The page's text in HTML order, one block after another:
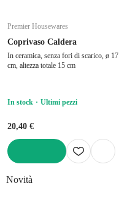
Premier Housewares
Coprivaso Caldera
In ceramica, senza fori di scarico, ø 17
cm, altezza totale 15 cm
In stock Ultimi pezzi
20,40 €
Novità